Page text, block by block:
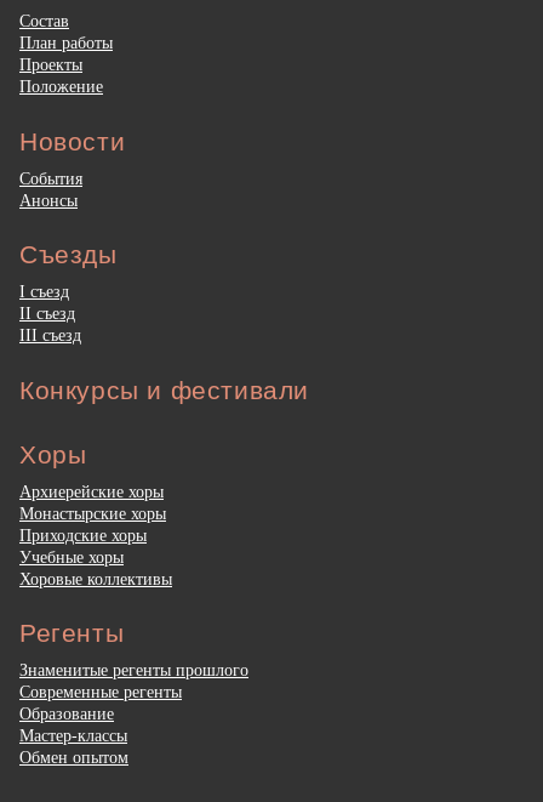
Состав
План работы
Проекты
Положение
Новости
События
Анонсы
Съезды
I съезд
II съезд
III съезд
Конкурсы и фестивали
Хоры
Архиерейские хоры
Монастырские хоры
Приходские хоры
Учебные хоры
Хоровые коллективы
Регенты
Знаменитые регенты прошлого
Современные регенты
Образование
Мастер-классы
Обмен опытом